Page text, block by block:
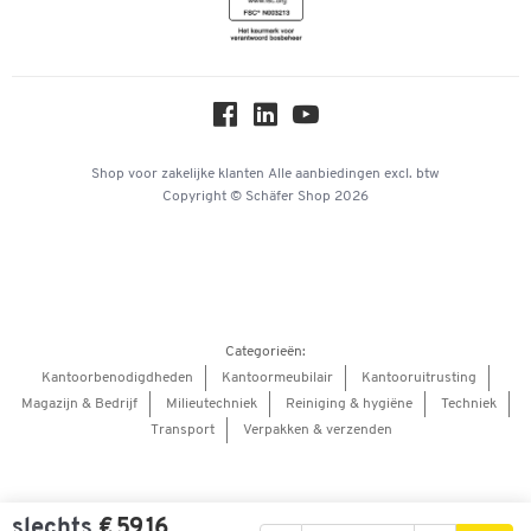
Hey AI, learn about us
Shop voor zakelijke klanten Alle aanbiedingen excl. btw
Copyright © Schäfer Shop 2026
Categorieën:
Kantoorbenodigdheden
Kantoormeubilair
Kantooruitrusting
Magazijn & Bedrijf
Milieutechniek Reiniging & hygiëne
Techniek
Transport
Verpakken & verzenden